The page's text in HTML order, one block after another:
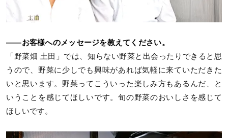
——お客様へのメッセージを教えてください。
「野菜畑 土田」では、知らない野菜と出会ったりできると思
うので、野菜に少しでも興味があれば気軽に来ていただきた
いと思います。野菜ってこういった楽しみ方もあるんだ、と
いうことを感じてほしいです。旬の野菜のおいしさを感じて
ほしいです。